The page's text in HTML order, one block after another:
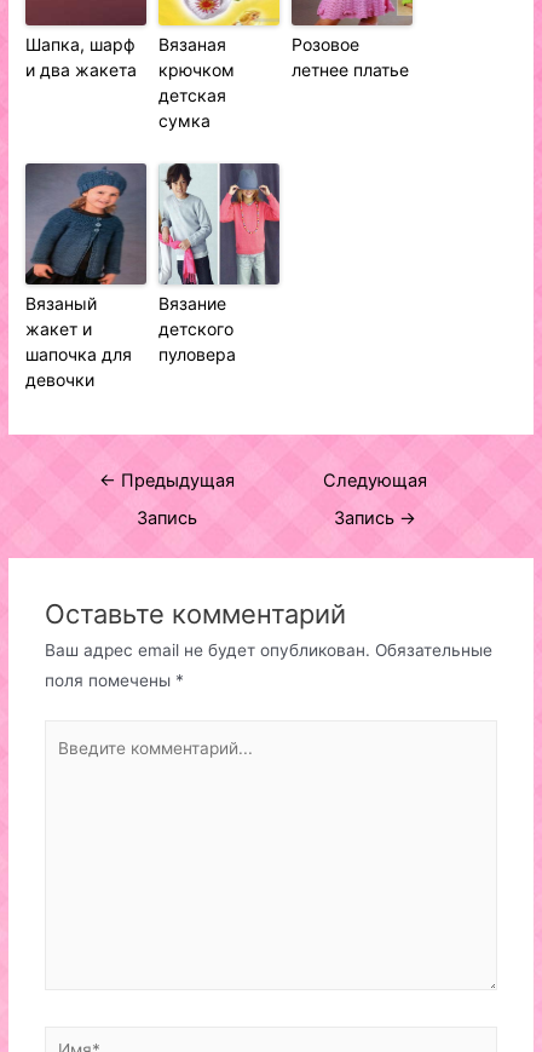
Шапка, шарф
и два жакета
Вязаная
крючком
детская
сумка
Розовое
летнее платье
Вязаный
жакет и
шапочка для
девочки
Вязание
детского
пуловера
Навигация
← Предыдущая
Запись
Следующая
Запись →
Оставьте комментарий
Ваш адрес email не будет опубликован. Обязательные
поля помечены *
Имя*